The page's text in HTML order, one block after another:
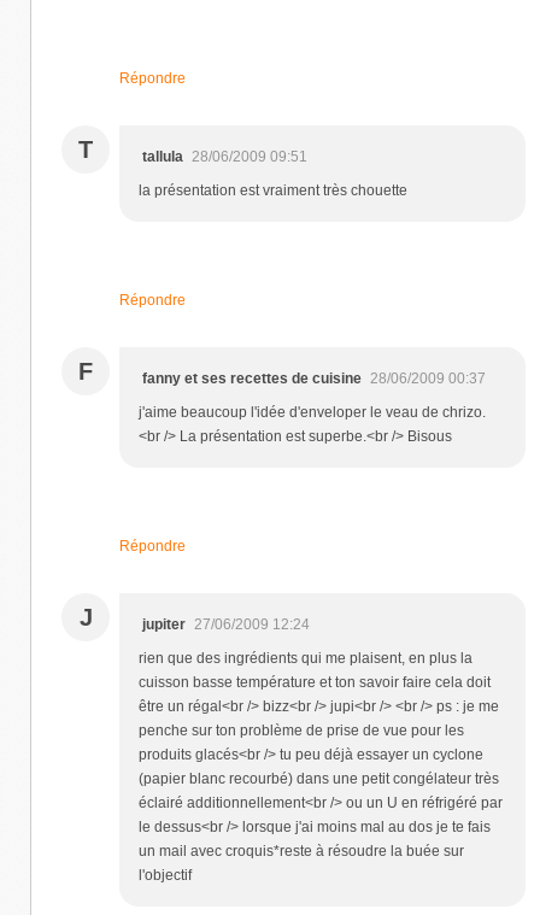
Répondre
T tallula
28/06/2009 09:51
la présentation est vraiment très chouette
Répondre
F fanny et ses recettes de cuisine 28/06/2009 00:37
j'aime beaucoup l'idée d'enveloper le veau de chrizo.
<br /> La présentation est superbe.<br /> Bisous
Répondre
J jupiter 27/06/2009 12:24
rien que des ingrédients qui me plaisent, en plus la
cuisson basse température et ton savoir faire cela doit
être un régal<br /> bizz<br /> jupi<br /> <br /> ps : je me
penche sur ton problème de prise de vue pour les
produits glacés<br /> tu peu déjà essayer un cyclone
(papier blanc recourbé) dans une petit congélateur très
éclairé additionnellement<br /> ou un U en réfrigéré par
le dessus<br /> lorsque j'ai moins mal au dos je te fais
un mail avec croquis*reste à résoudre la buée sur
l'objectif